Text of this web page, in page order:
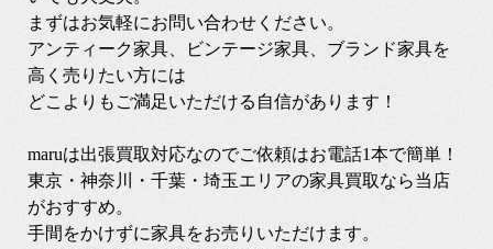
まずはお気軽にお問い合わせください。
アンティーク家具、ビンテージ家具、ブランド家具を
高く売りたい方には
どこよりもご満足いただける自信があります！
maruは出張買取対応なのでご依頼はお電話1本で簡単！
東京・神奈川・千葉・埼玉エリアの家具買取なら当店
がおすすめ。
手間をかけずに家具をお売りいただけます。